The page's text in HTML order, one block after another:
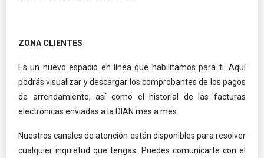
ZONA CLIENTES
Es un nuevo espacio en línea que habilitamos para ti. Aquí
podrás visualizar y descargar los comprobantes de los pagos
de arrendamiento, así como el historial de las facturas
electrónicas enviadas a la DIAN mes a mes.
Nuestros canales de atención están disponibles para resolver
cualquier inquietud que tengas. Puedes comunicarte con el